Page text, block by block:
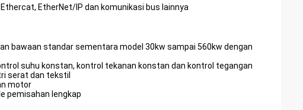
Ethercat, EtherNet/IP dan komunikasi bus lainnya
bawaan standar sementara model 30kw sampai 560kw dengan
suhu konstan, kontrol tekanan konstan dan kontrol tegangan
serat dan tekstil
motor
pemisahan lengkap